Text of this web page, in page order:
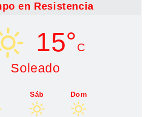
en Resistencia
15° C
Soleado
Sáb Dom